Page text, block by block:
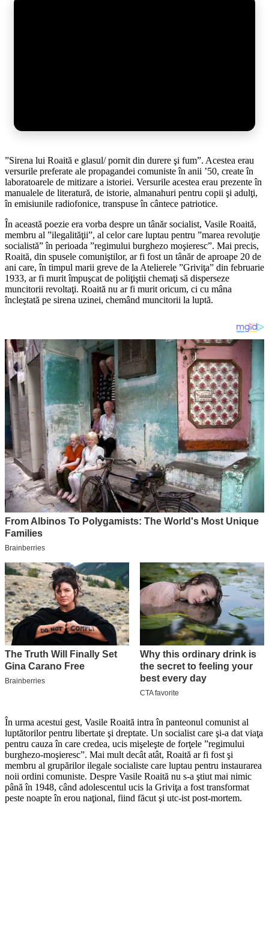
”Sirena lui Roaită e glasul/ pornit din durere şi fum”. Acestea erau
versurile preferate ale propagandei comuniste în anii ’50, create în
laboratoarele de mitizare a istoriei. Versurile acestea erau prezente în
manualele de literatură, de istorie, almanahuri pentru copii şi adulţi,
în emisiunile radiofonice, transpuse în cântece patriotice.
În această poezie era vorba despre un tânăr socialist, Vasile Roaită,
membru al ”ilegalităţii”, al celor care luptau pentru ”marea revoluţie
socialistă” în perioada ”regimului burghezo moşieresc”. Mai precis,
Roaită, din spusele comuniştilor, ar fi fost un tânăr de aproape 20 de
ani care, în timpul marii greve de la Atelierele ”Griviţa” din februarie
1933, ar fi murit împuşcat de poliţiştii chemaţi să disperseze
muncitorii revoltaţi. Roaită nu ar fi murit oricum, ci cu mâna
încleştată pe sirena uzinei, chemând muncitorii la luptă.
În urma acestui gest, Vasile Roaită intra în panteonul comunist al
luptătorilor pentru libertate şi dreptate. Un socialist care şi-a dat viaţa
pentru cauza în care credea, ucis mişeleşte de forţele ”regimului
burghezo-moşieresc”. Mai mult decât atât, Roaită ar fi fost şi
membru al grupărilor ilegale socialiste care luptau pentru instaurarea
noii ordini comuniste. Despre Vasile Roaită nu s-a ştiut mai nimic
până în 1948, când adolescentul ucis la Griviţa a fost transformat
peste noapte în erou naţional, fiind făcut şi utc-ist post-mortem.